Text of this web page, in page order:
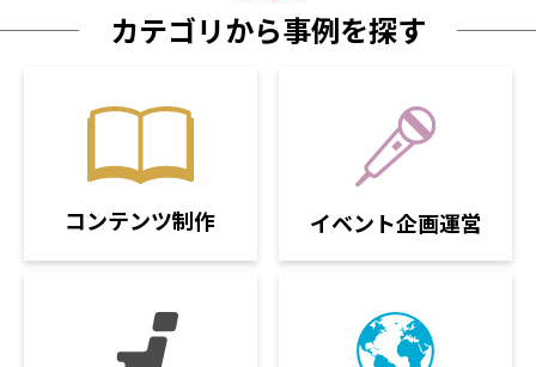
カテゴリから事例を探す
コンテンツ制作 イベント企画運営